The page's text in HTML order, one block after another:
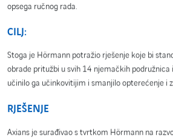
opsega ručnog rada.
CILJ:
Stoga je Hörmann potražio rješenje koje bi
obrade pritužbi u svih 14 njemačkih podružnica
učinilo ga učinkovitijim i smanjilo opterećenje i
RJEŠENJE
Axians je surađivao s tvrtkom Hörmann na